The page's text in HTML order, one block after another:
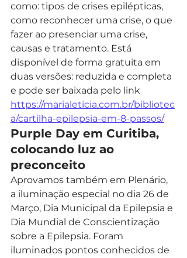
como: tipos de crises epilépticas,
como reconhecer uma crise, o que
fazer ao presenciar uma crise,
causas e tratamento. Está
disponível de forma gratuita em
duas versões: reduzida e completa
e pode ser baixada pelo link
https://marialeticia.com.br/bibliotec
a/cartilha-epilepsia-em-8-passos/
Purple Day em Curitiba,
colocando luz ao
preconceito
Aprovamos também em Plenário,
a iluminação especial no dia 26 de
Março, Dia Municipal da Epilepsia e
Dia Mundial de Conscientização
sobre a Epilepsia. Foram
iluminados pontos conhecidos de